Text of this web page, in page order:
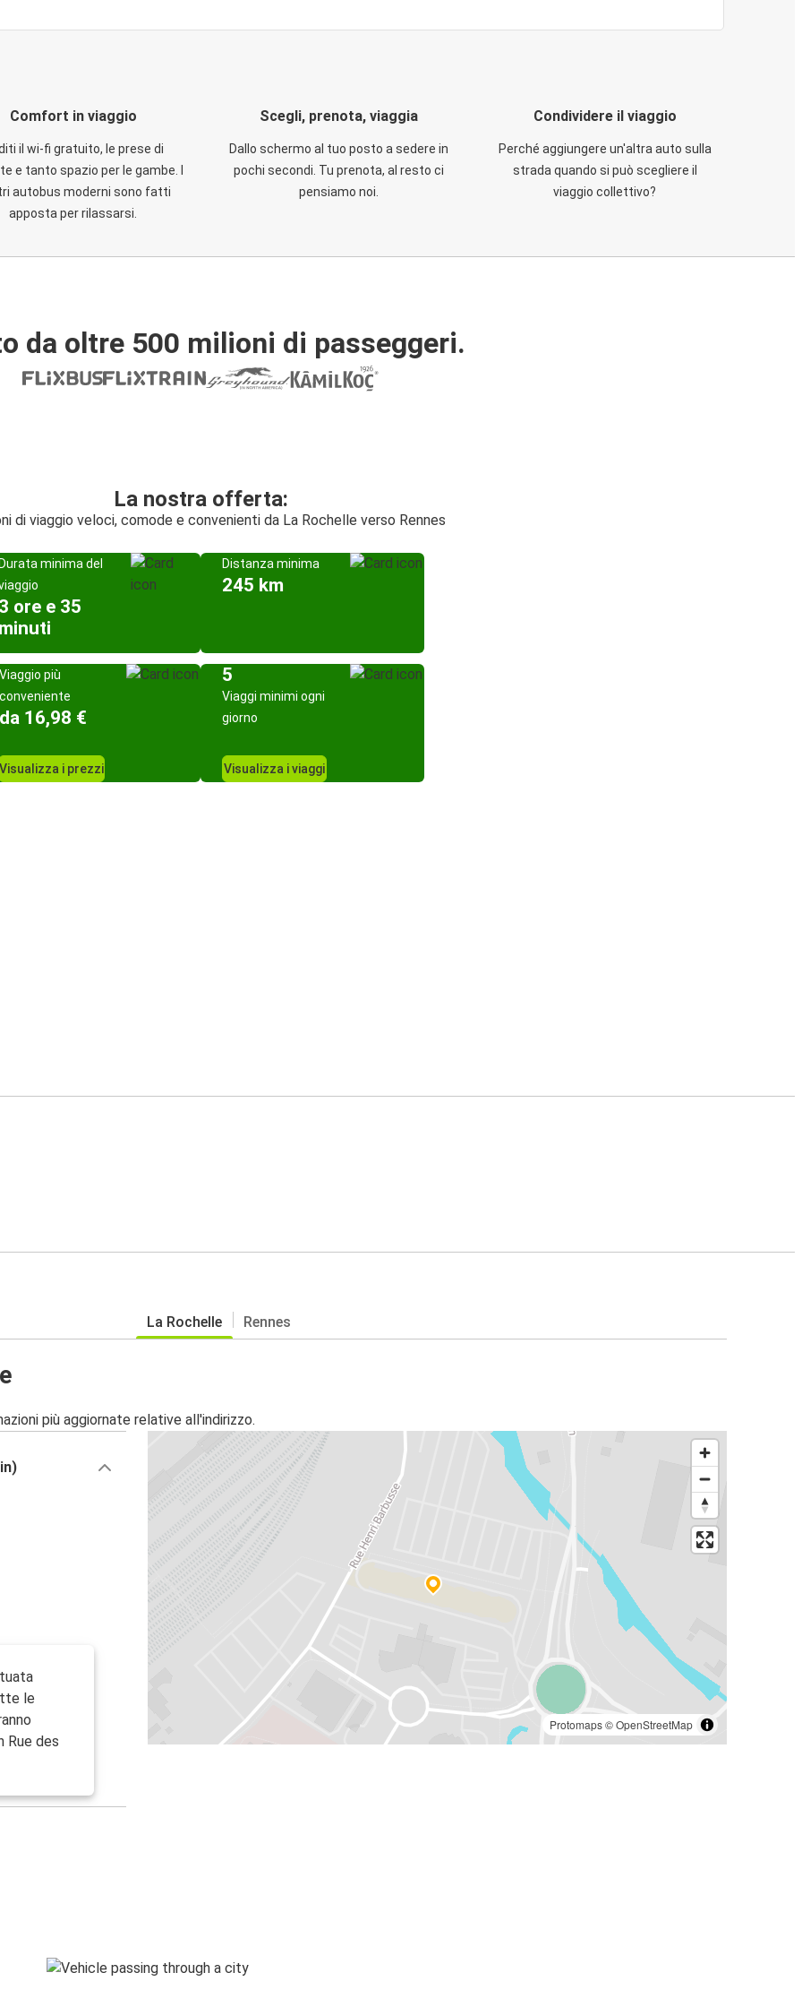
Comfort in viaggio
il wi-fi gratuito, le prese di
e tanto spazio per le gambe. I
autobus moderni sono fatti
apposta per rilassarsi.
Scegli, prenota, viaggia
Dallo schermo al tuo posto a sedere in
pochi secondi. Tu prenota, al resto ci
pensiamo noi.
Condividere il viaggio
Perché aggiungere un'altra auto sulla
strada quando si può scegliere il
viaggio collettivo?
da oltre 500 milioni di passeggeri.
La nostra offerta:
di viaggio veloci, comode e convenienti da La Rochelle verso Rennes
Durata minima del
3 ore e 35
minuti
Distanza minima
245 km
Viaggio più
conveniente
da 16,98 €
Visualizza i prezzi
5
Viaggi minimi ogni
giorno
Visualizza i viaggi
La Rochelle Rennes
più aggiornate relative all'indirizzo.
Protomaps©OpenStreetMap
le
des